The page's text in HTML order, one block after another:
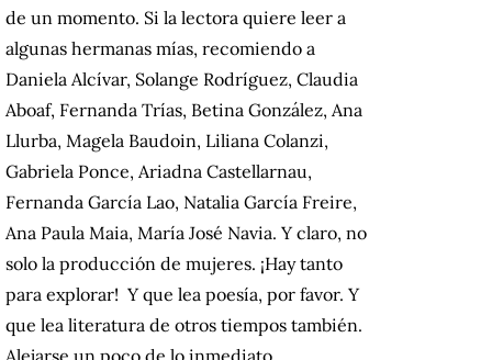
de un momento. Si la lectora quiere leer a
algunas hermanas mías, recomiendo a
Daniela Alcívar, Solange Rodríguez, Claudia
Aboaf, Fernanda Trías, Betina González, Ana
Llurba, Magela Baudoin, Liliana Colanzi,
Gabriela Ponce, Ariadna Castellarnau,
Fernanda García Lao, Natalia García Freire,
Ana Paula Maia, María José Navia. Y claro, no
solo la producción de mujeres. ¡Hay tanto
para explorar! Y que lea poesía, por favor. Y
que lea literatura de otros tiempos también.